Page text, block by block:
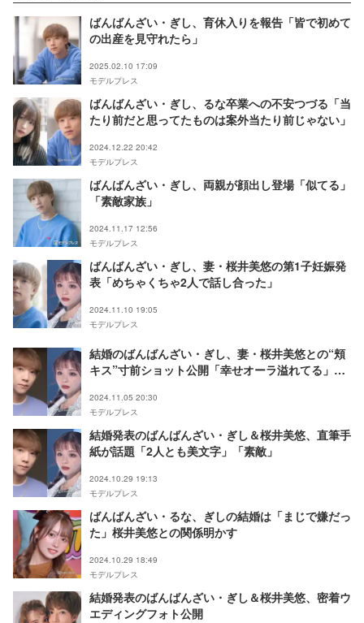
ばんばんざい・ぎし、育休入りを報告「皆で初めて
の出産を見守れたら」
2025.02.10 17:09
モデルプレス
ばんばんざい・ぎし、るな卒業への不安つづる「当
たり前だと思ってたものは案外当たり前じゃない」
2024.12.22 20:42
モデルプレス
ばんばんざい・ぎし、両親が顔出し登場「似てる」
「素敵家族」
2024.11.17 12:56
モデルプレス
ばんばんざい・ぎし、妻・桜井美悠の第1子妊娠発
表「めちゃくちゃ2人で話し合った」
2024.11.10 19:05
モデルプレス
結婚のばんばんざい・ぎし、妻・桜井美悠との“頬
キス”寸前ショット公開「幸せオーラ溢れてる」
2024.11.05 20:30
モデルプレス
結婚発表のばんばんざい・ぎし＆桜井美悠、直筆手
紙が話題「2人とも美文字」「素敵」
2024.10.29 19:13
モデルプレス
ばんばんざい・るな、ぎしの結婚は「まじで嫌だっ
た」桜井美悠との関係明かす
2024.10.29 18:49
モデルプレス
結婚発表のばんばんざい・ぎし＆桜井美悠、密着ウ
エディングフォト公開